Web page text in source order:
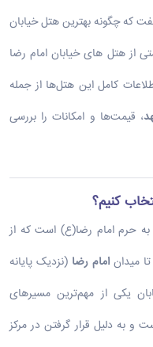
که چگونه بهترین هتل خیابان
از هتل های خیابان امام رضا
کامل این هتل‌ها از جمله
، قیمت‌ها و امکانات را بررسی
کنیم؟
به حرم امام رضا(ع) است که از
میدان امام رضا (نزدیک پایانه
یکی از مهم‌ترین مسیرهای
و به دلیل قرار گرفتن در مرکز